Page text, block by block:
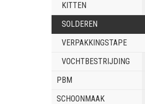
KITTEN
SOLDEREN
VERPAKKINGSTAPE
VOCHTBESTRIJDING
PBM
SCHOONMAAK